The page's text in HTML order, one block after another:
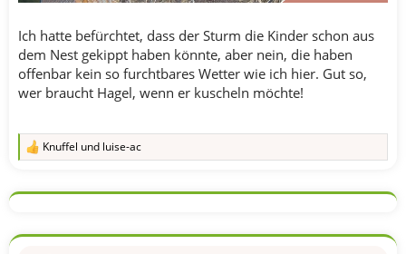
Ich hatte befürchtet, dass der Sturm die Kinder schon aus
dem Nest gekippt haben könnte, aber nein, die haben
offenbar kein so furchtbares Wetter wie ich hier. Gut so,
wer braucht Hagel, wenn er kuscheln möchte!
R
k
o
Knuffel und luise-ac